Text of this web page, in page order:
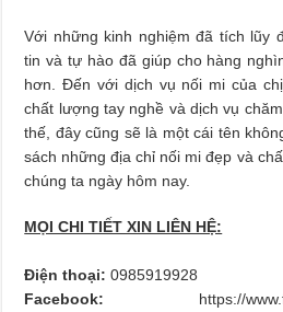
Với những kinh nghiệm đã tích lũy
tin và tự hào đã giúp cho hàng
hơn. Đến với dịch vụ nối mi của
chất lượng tay nghề và dịch vụ
thế, đây cũng sẽ là một cái tên
sách những địa chỉ nối mi đẹp và
chúng ta ngày hôm nay.
MỌI CHI TIẾT XIN LIÊN HỆ:
Điện thoại:0985919928
Facebook: https://